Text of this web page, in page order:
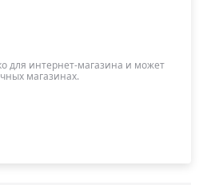
для интернет-магазина и может
магазинах.